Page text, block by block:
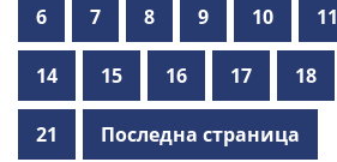
6 7 8 9 10 11
14 15 16 17 18
21 Последна страница